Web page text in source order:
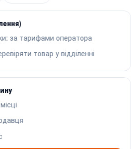
за тарифами оператора
товар у відділенні